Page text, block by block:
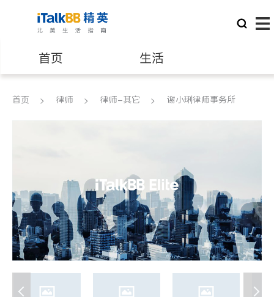
首页 生活
医生 律师
养老 非盈利组织
首页 律师 律师-其它 谢小琍律师事务所